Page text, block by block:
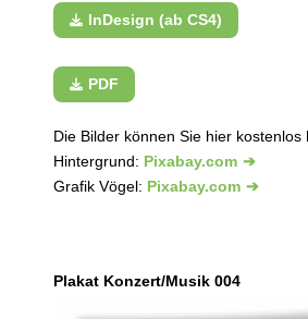
InDesign (ab CS4)
PDF
Die Bilder können Sie hier kostenlos
Hintergrund: Pixabay.com
Grafik Vögel: Pixabay.com
Plakat Konzert/Musik 004